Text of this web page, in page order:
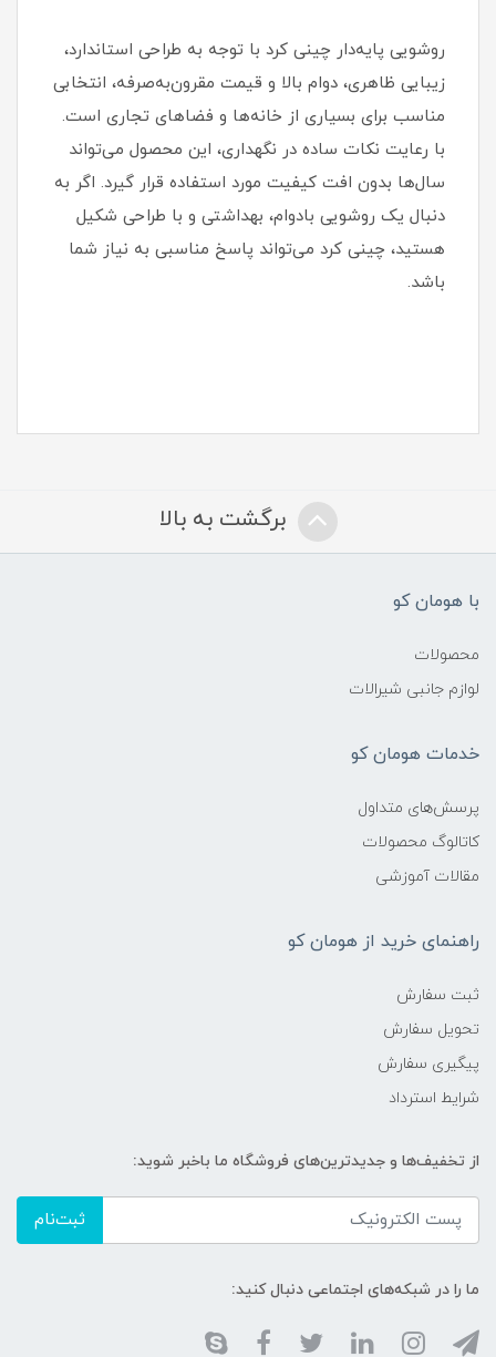
روشویی پایه‌دار چینی کرد با توجه به طراحی استاندارد،
زیبایی ظاهری، دوام بالا و قیمت مقرون‌به‌صرفه، انتخابی
مناسب برای بسیاری از خانه‌ها و فضاهای تجاری است.
با رعایت نکات ساده در نگهداری، این محصول می‌تواند
سال‌ها بدون افت کیفیت مورد استفاده قرار گیرد. اگر به
دنبال یک روشویی بادوام، بهداشتی و با طراحی شکیل
هستید، چینی کرد می‌تواند پاسخ مناسبی به نیاز شما
باشد.
برگشت به بالا
با هومان کو
محصولات
لوازم جانبی شیرالات
خدمات هومان کو
پرسش‌های متداول
کاتالوگ محصولات
مقالات آموزشی
راهنمای خرید از هومان کو
ثبت سفارش
تحویل سفارش
پیگیری سفارش
شرایط استرداد
از تخفیف‌ها و جدیدترین‌های فروشگاه ما باخبر شوید:
ثبت‌نام
ما را در شبکه‌های اجتماعی دنبال کنید: